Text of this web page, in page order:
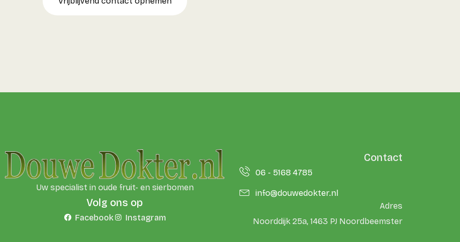
Uw specialist in oude fruit- en sierbomen
Volg ons op
Facebook Instagram
Contact
06 - 5168 4785
info@douwedokter.nl
Adres
Noorddijk 25a, 1463 PJ Noordbeemster